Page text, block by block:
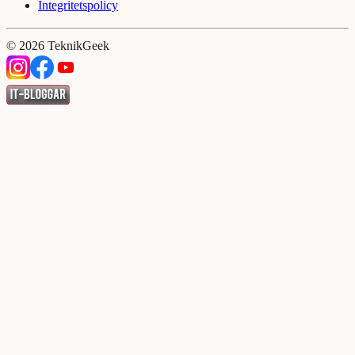
Integritetspolicy
© 2026 TeknikGeek